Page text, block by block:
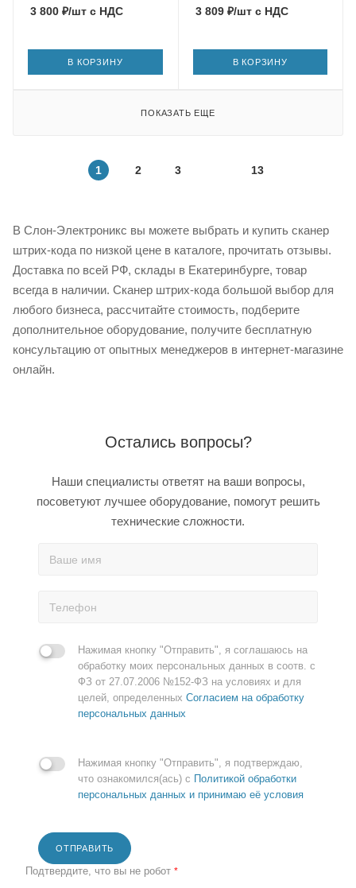
3 800 ₽/шт с НДС
В КОРЗИНУ
3 809₽/штс НДС
В КОРЗИНУ
ПОКАЗАТЬ ЕЩЕ
1 2 3 13
В Слон-Электроникс вы можете выбрать и купить сканер
штрих-кода по низкой цене в каталоге, прочитать отзывы.
Доставка по всей РФ, склады в Екатеринбурге, товар
всегда в наличии. Сканер штрих-кода большой выбор для
любого бизнеса, рассчитайте стоимость, подберите
дополнительное оборудование, получите бесплатную
консультацию от опытных менеджеров в интернет-магазине
онлайн.
Остались вопросы?
Наши специалисты ответят на ваши вопросы,
посоветуют лучшее оборудование, помогут решить
технические сложности.
Нажимая кнопку "Отправить", я соглашаюсь на
обработку моих персональных данных в соотв. с
ФЗ от 27.07.2006 №152-ФЗ на условиях и для
целей, определенных Согласием на обработку
персональных данных
Нажимая кнопку "Отправить", я подтверждаю,
что ознакомился(ась) с Политикой обработки
персональных данных и принимаю её условия
ОТПРАВИТЬ
Подтвердите, что вы не робот *